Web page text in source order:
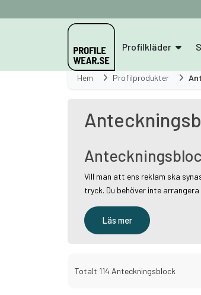
Profilkläder
Hem Profilprodukter
Vill man att ens reklam ska
tryck. Du behöver inte
Läs mer
Totalt 114 Anteckningsblock